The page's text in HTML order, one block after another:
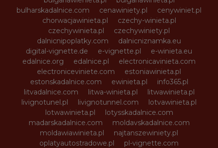
bulharskadalnice.com
cenawiniety.pl
cenywiniet.pl
chorwacjawinieta.pl
czechy-winieta.pl
czechywinieta.pl
czechywiniety.pl
dalnicnipoplatky.com
dalnicniznamka.eu
digital-vignette.de
e-vignette.pl
e-winieta.eu
edalnice.org
edalnice.pl
electronicavinieta.com
electroniceviniete.com
estoniawinieta.pl
estonskadalnice.com
ewinieta.pl
info365.pl
litvadalnice.com
litwa-winieta.pl
litwawinieta.pl
livignotunel.pl
livignotunnel.com
lotvawinieta.pl
lotwawinieta.pl
lotysskadalnice.com
madarskadalnice.com
moldavskadalnice.com
moldawiawinieta.pl
najtanszewiniety.pl
oplatyautostradowe.pl
pl-vignette.com